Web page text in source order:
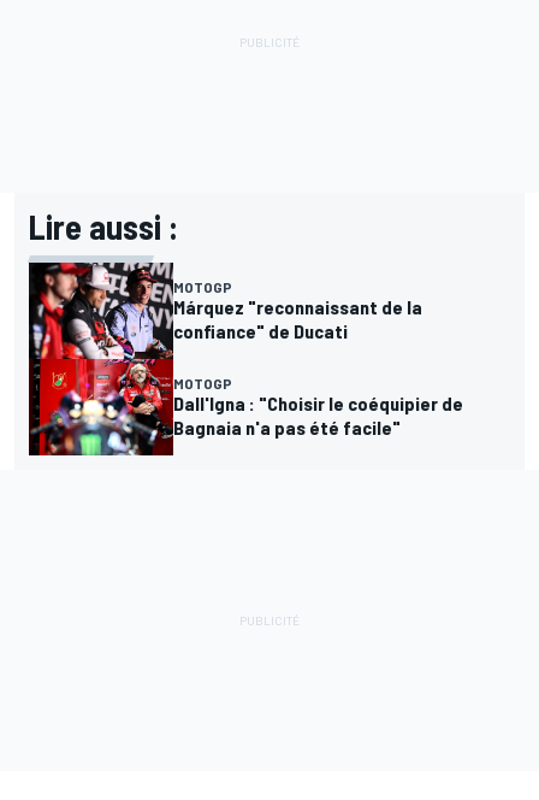
Lire aussi :
MOTOGP
Márquez "reconnaissant de la
confiance" de Ducati
MOTOGP
Dall'Igna : "Choisir le coéquipier de
Bagnaia n'a pas été facile"